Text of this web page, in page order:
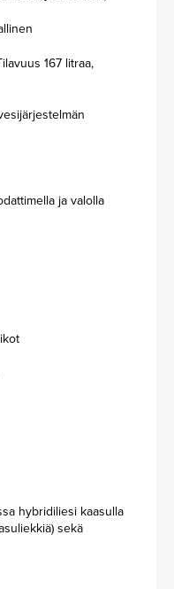
167 litraa,
ja valolla
hybridiliesi kaasulla
sekä